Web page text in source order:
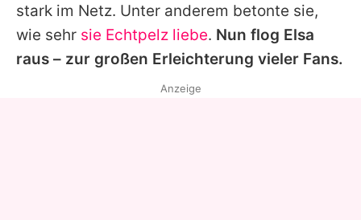
stark im Netz. Unter anderem betonte sie,
wie sehr sie Echtpelz liebe. Nun flog Elsa
raus – zur großen Erleichterung vieler Fans.
Anzeige